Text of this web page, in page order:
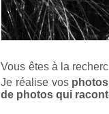
Vous êtes à la
Je réalise vos
de photos qui